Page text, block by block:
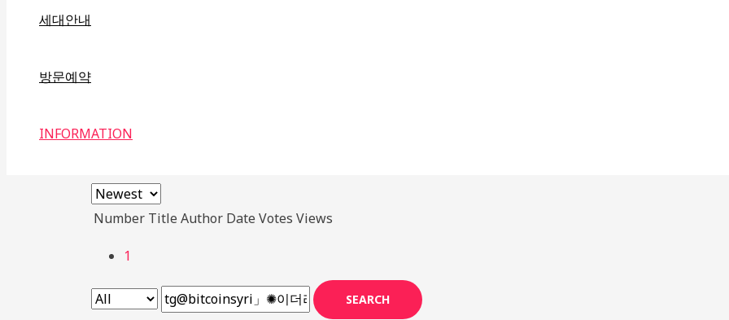
세대안내
방문예약
INFORMATION
Number Title Author Date Votes Views
1
SEARCH